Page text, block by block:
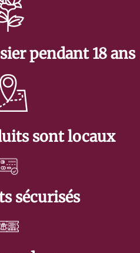
pendant 18 ans
sont locaux
sécurisés